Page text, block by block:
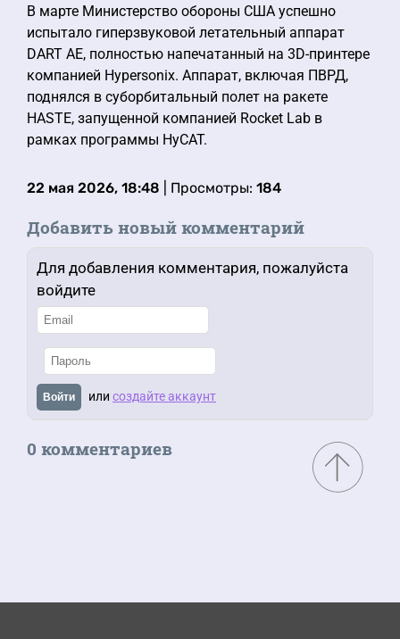
В марте Министерство обороны США успешно
испытало гиперзвуковой летательный аппарат
DART AE, полностью напечатанный на 3D-принтере
компанией Hypersonix. Аппарат, включая ПВРД,
поднялся в суборбитальный полет на ракете
HASTE, запущенной компанией Rocket Lab в
рамках программы HyCAT.
22 мая 2026, 18:48 | Просмотры: 184
Добавить новый комментарий
Для добавления комментария, пожалуйста
войдите
Войти или создайте аккаунт
0 комментариев